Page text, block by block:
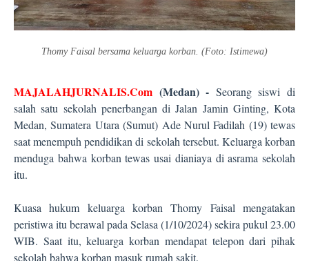
Thomy Faisal bersama keluarga korban. (Foto: Istimewa)
MAJALAHJURNALIS.Com (Medan) - Seorang siswi di
salah satu sekolah penerbangan di Jalan Jamin Ginting, Kota
Medan, Sumatera Utara (Sumut) Ade Nurul Fadilah (19) tewas
saat menempuh pendidikan di sekolah tersebut. Keluarga korban
menduga bahwa korban tewas usai dianiaya di asrama sekolah
itu.
Kuasa hukum keluarga korban Thomy Faisal mengatakan
peristiwa itu berawal pada Selasa (1/10/2024) sekira pukul 23.00
WIB. Saat itu, keluarga korban mendapat telepon dari pihak
sekolah bahwa korban masuk rumah sakit.